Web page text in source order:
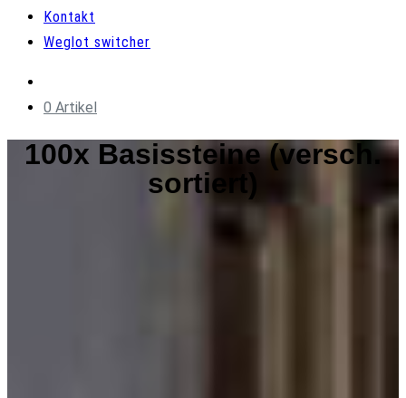
Kontakt
Weglot switcher
0 Artikel
100x Basissteine (versch.
sortiert)